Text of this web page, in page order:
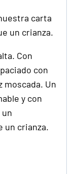
carta
un crianza.
Con
con
moscada. Un
y con
un crianza.